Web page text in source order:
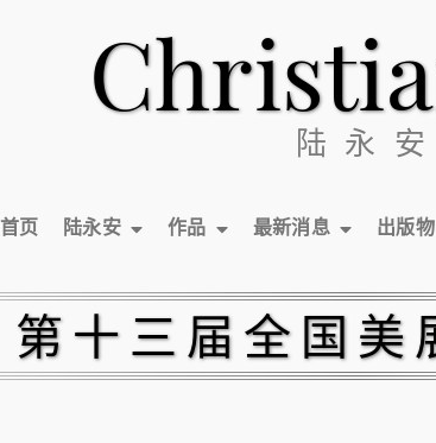
陆永安
首页 陆永安 作品 最新消息 出版物
第十三届全国美